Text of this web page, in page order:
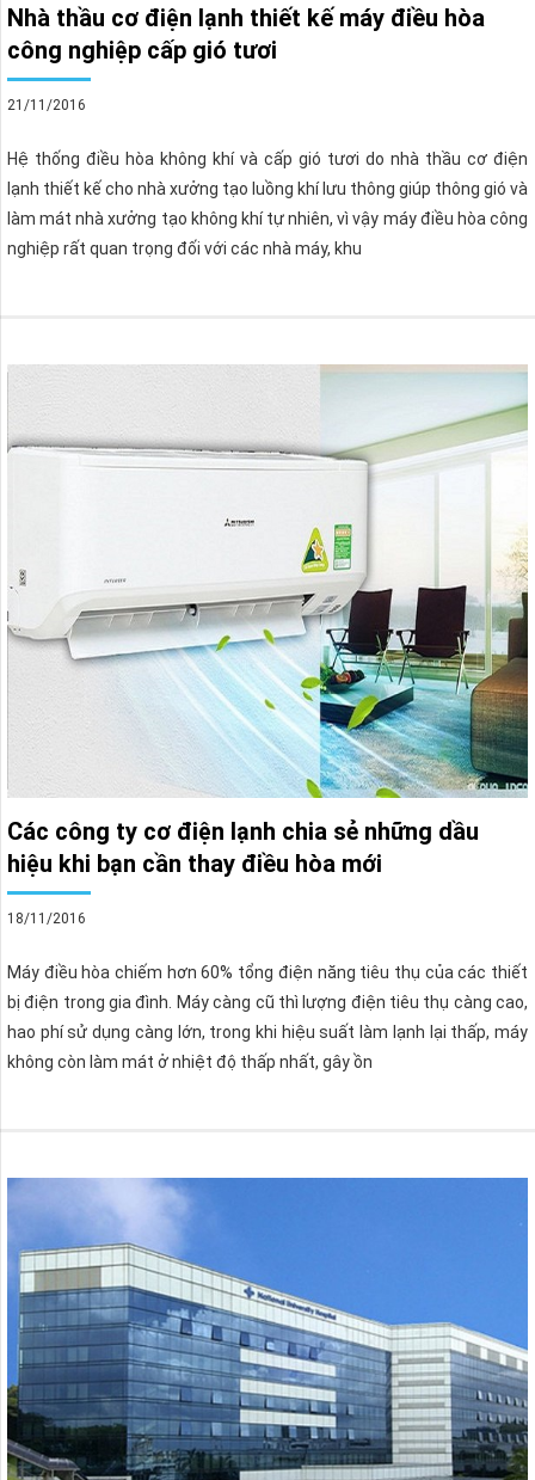
Nhà thầu cơ điện lạnh thiết kế máy điều hòa
công nghiệp cấp gió tươi
21/11/2016
Hệ thống điều hòa không khí và cấp gió tươi do nhà thầu cơ điện
lạnh thiết kế cho nhà xưởng tạo luồng khí lưu thông giúp thông gió và
làm mát nhà xưởng tạo không khí tự nhiên, vì vậy máy điều hòa công
nghiệp rất quan trọng đối với các nhà máy, khu
Các công ty cơ điện lạnh chia sẻ những dầu
hiệu khi bạn cần thay điều hòa mới
18/11/2016
Máy điều hòa chiếm hơn 60% tổng điện năng tiêu thụ của các thiết
bị điện trong gia đình. Máy càng cũ thì lượng điện tiêu thụ càng cao,
hao phí sử dụng càng lớn, trong khi hiệu suất làm lạnh lại thấp, máy
không còn làm mát ở nhiệt độ thấp nhất, gây ồn